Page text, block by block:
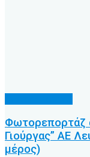
Φωτορεπορτάζ
Γιούργας” ΑΕ
μέρος)